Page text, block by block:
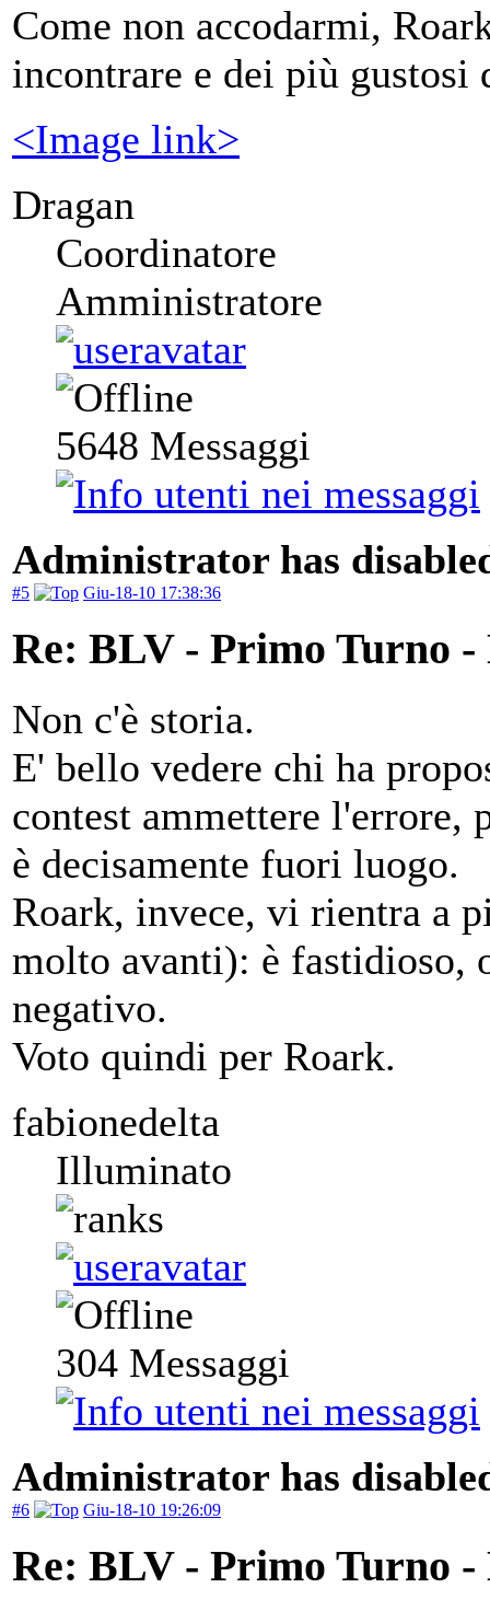
Come non accodarmi,
incontrare e dei più gustosi
<Image link>
Dragan
Coordinatore
Amministratore
5648 Messaggi
Administrator has
#5 Giu-18-10 17:38:36
Re: BLV - Primo Turno
Non c'è storia.
E' bello vedere chi ha
contest ammettere l'errore,
è decisamente fuori luogo.
Roark, invece, vi rientra a
molto avanti): è fastidioso,
negativo.
Voto quindi per Roark.
fabionedelta
Illuminato
304 Messaggi
Administrator has
#6 Giu-18-10 19:26:09
Re: BLV - Primo Turno